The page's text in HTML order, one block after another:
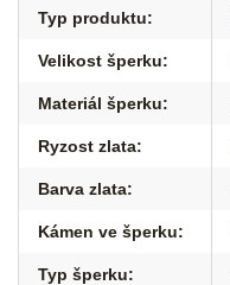
Typ produktu:
Velikost šperku:
Materiál šperku:
Ryzost zlata:
Barva zlata:
Kámen ve šperku:
Typ šperku: